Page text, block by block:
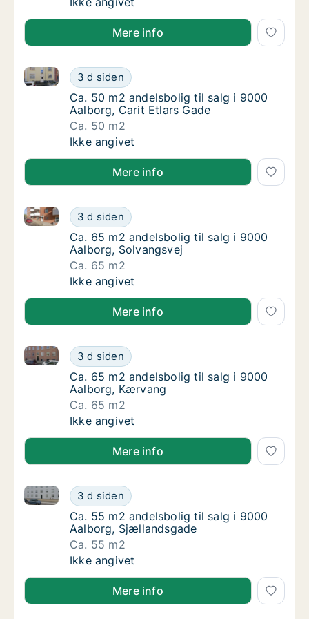
Mere info
Ca. 50 m2 andelsbolig til salg i 9000
3 d siden
Ca. 50 m2 andelsbolig til salg i 9000 Aalborg, Carit
Ca. 50 m2 andelsbolig til salg i 9000
Ca. 50 m2 andelsbolig til salg i 9000
Aalborg, Carit Etlars Gade
Ca. 50 m2
Ca. 50 m2 andelsbolig til salg i 9000
Ikke angivet
Mere info
Ca. 65 m2 andelsbolig til salg i 9000
3 d siden
Ca. 65 m2 andelsbolig til salg i 9000 Aalborg,
Ca. 65 m2 andelsbolig til salg i 9000
Ca. 65 m2 andelsbolig til salg i 9000
Aalborg, Solvangsvej
Ca. 65 m2
Ca. 65 m2 andelsbolig til salg i 9000
Ikke angivet
Mere info
Ca. 65 m2 andelsbolig til salg i 9000
3 d siden
Ca. 65 m2 andelsbolig til salg i 9000 Aalborg,
Ca. 65 m2 andelsbolig til salg i 9000
Ca. 65 m2 andelsbolig til salg i 9000
Aalborg, Kærvang
Ca. 65 m2
Ca. 65 m2 andelsbolig til salg i 9000
Ikke angivet
Mere info
Ca. 55 m2 andelsbolig til salg i 9000
3 d siden
Ca. 55 m2 andelsbolig til salg i 9000 Aalborg,
Ca. 55 m2 andelsbolig til salg i 9000
Ca. 55 m2 andelsbolig til salg i 9000
Aalborg, Sjællandsgade
Ca. 55 m2
Ca. 55 m2 andelsbolig til salg i 9000
Ikke angivet
Mere info